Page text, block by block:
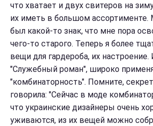
что хватает и двух свитеров на
их иметь в большом
был какой-то знак, что мне пора
чего-то старого. Теперь я более
вещи для гардероба, их
"Служебный роман", широко
"комбинаторность". Помните,
говорила: "Сейчас в моде
что украинские дизайнеры очень
уживаются, из их вещей можно